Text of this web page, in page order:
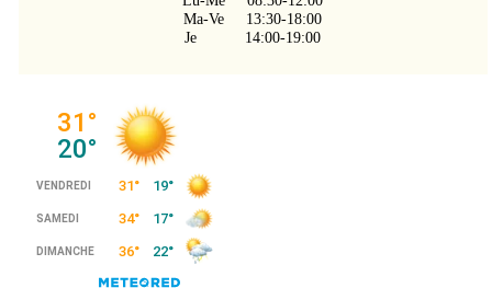
Ma-Ve 13:30-18:00
Je 14:00-19:00